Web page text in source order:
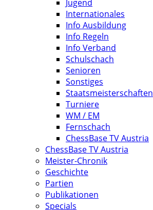
Jugend
Internationales
Info Ausbildung
Info Regeln
Info Verband
Schulschach
Senioren
Sonstiges
Staatsmeisterschaften
Turniere
WM / EM
Fernschach
ChessBase TV Austria
ChessBase TV Austria
Meister-Chronik
Geschichte
Partien
Publikationen
Specials